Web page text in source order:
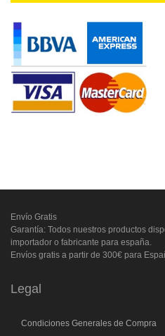
Envío Gratis
Garantía: Todos nuestros productos
importador o fabricante para españa.
Envíos gratis a partir de 300€ para
Legal
Condiciones Generales de Compra